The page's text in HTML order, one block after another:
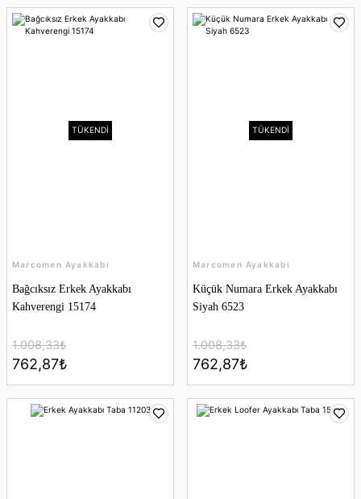
TÜKENDİ
Marcomen Ayakkabı
Bağcıksız Erkek Ayakkabı
Kahverengi 15174
762,87₺
1.008,33₺
TÜKENDİ
Marcomen Ayakkabı
Küçük Numara Erkek Ayakkabı
Siyah 6523
762,87₺
1.008,33₺